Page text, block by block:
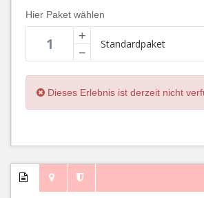
Hier Paket wählen
+
−
Dieses Erlebnis ist derzeit nicht